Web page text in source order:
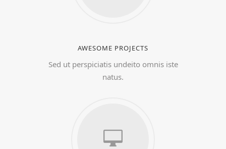
AWESOME PROJECTS
Sed ut perspiciatis undeito omnis iste
natus.